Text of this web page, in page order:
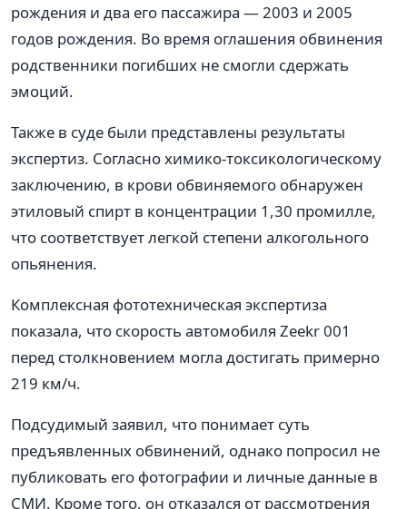
рождения и два его пассажира — 2003 и 2005
годов рождения. Во время оглашения обвинения
родственники погибших не смогли сдержать
эмоций.
Также в суде были представлены результаты
экспертиз. Согласно химико-токсикологическому
заключению, в крови обвиняемого обнаружен
этиловый спирт в концентрации 1,30 промилле,
что соответствует легкой степени алкогольного
опьянения.
Комплексная фототехническая экспертиза
показала, что скорость автомобиля Zeekr 001
перед столкновением могла достигать примерно
219 км/ч.
Подсудимый заявил, что понимает суть
предъявленных обвинений, однако попросил не
публиковать его фотографии и личные данные в
СМИ. Кроме того, он отказался от рассмотрения